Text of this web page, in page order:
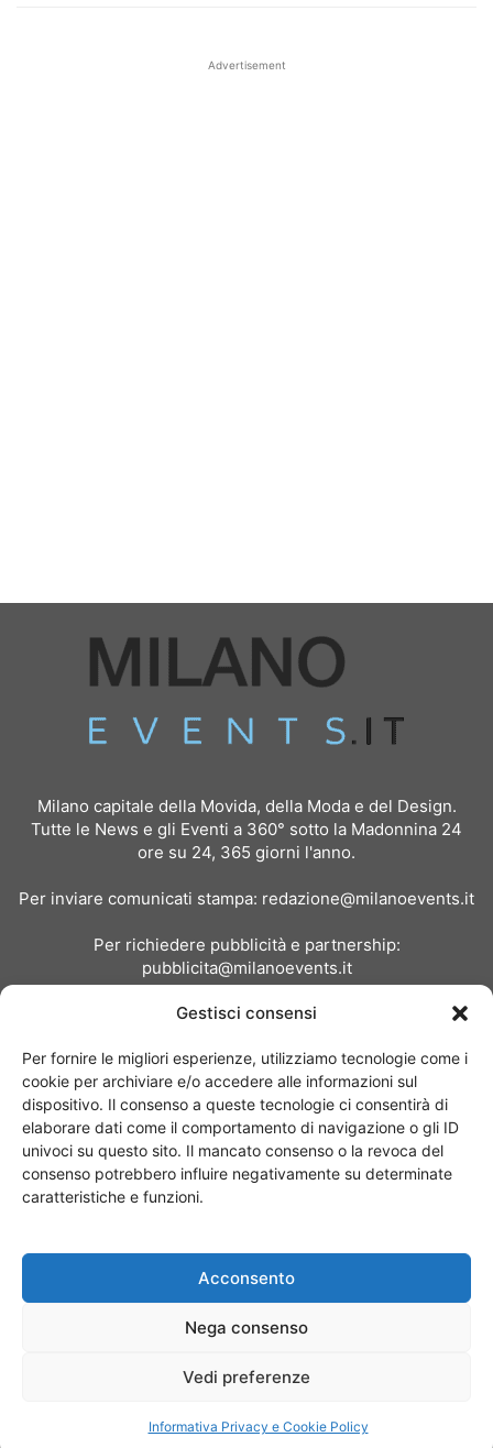
Gestisci consensi
Per fornire le migliori esperienze, utilizziamo tecnologie come i
cookie per archiviare e/o accedere alle informazioni sul
dispositivo. Il consenso a queste tecnologie ci consentirà di
elaborare dati come il comportamento di navigazione o gli ID
univoci su questo sito. Il mancato consenso o la revoca del
consenso potrebbero influire negativamente su determinate
caratteristiche e funzioni.
Acconsento
Nega consenso
Vedi preferenze
Informativa Privacy e Cookie Policy
Advertisement
Milano capitale della Movida, della Moda e del Design.
Tutte le News e gli Eventi a 360° sotto la Madonnina 24
ore su 24, 365 giorni l'anno.
Per inviare comunicati stampa: redazione@milanoevents.it
Per richiedere pubblicità e partnership:
pubblicita@milanoevents.it
Chi siamo I Nostri Clienti
© Copyright 2017 - MilanoEvents.it© managed by